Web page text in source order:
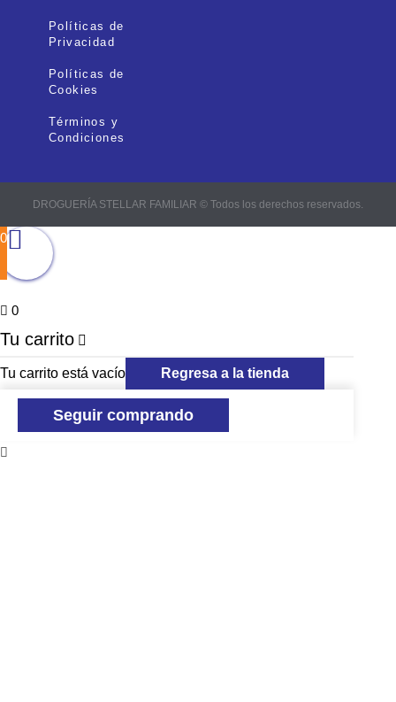
Políticas de
Privacidad
Políticas de
Cookies
Términos y
Condiciones
DROGUERÍA STELLAR FAMILIAR © Todos los derechos reservados.
0
0
Tu carrito
Tu carrito está vacío Regresa a la tienda
Seguir comprando